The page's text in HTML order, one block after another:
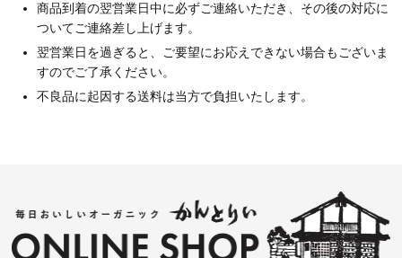
商品到着の翌営業日中に必ずご連絡いただき、その後の対応に
ついてご連絡差し上げます。
翌営業日を過ぎると、ご要望にお応えできない場合もございま
すのでご了承ください。
不良品に起因する送料は当方で負担いたします。